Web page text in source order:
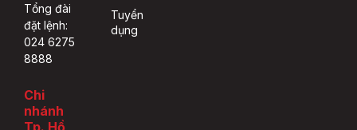
Tổng đài
đặt lệnh:
024 6275
8888
Chi
nhánh
Tp. Hồ
Tuyển
dụng